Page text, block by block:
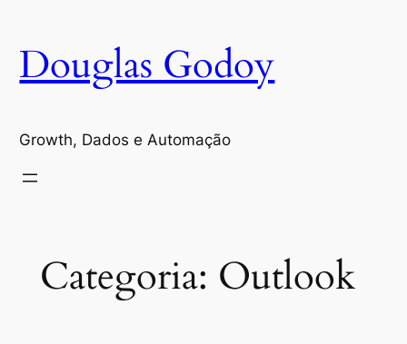
conteúdo
Douglas Godoy
Growth, Dados e Automação
Categoria: Outlook